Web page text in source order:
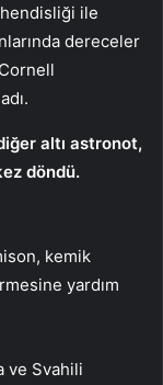
ile
dereceler
altı astronot,
döndü.
kemik
yardım
ve Svahili